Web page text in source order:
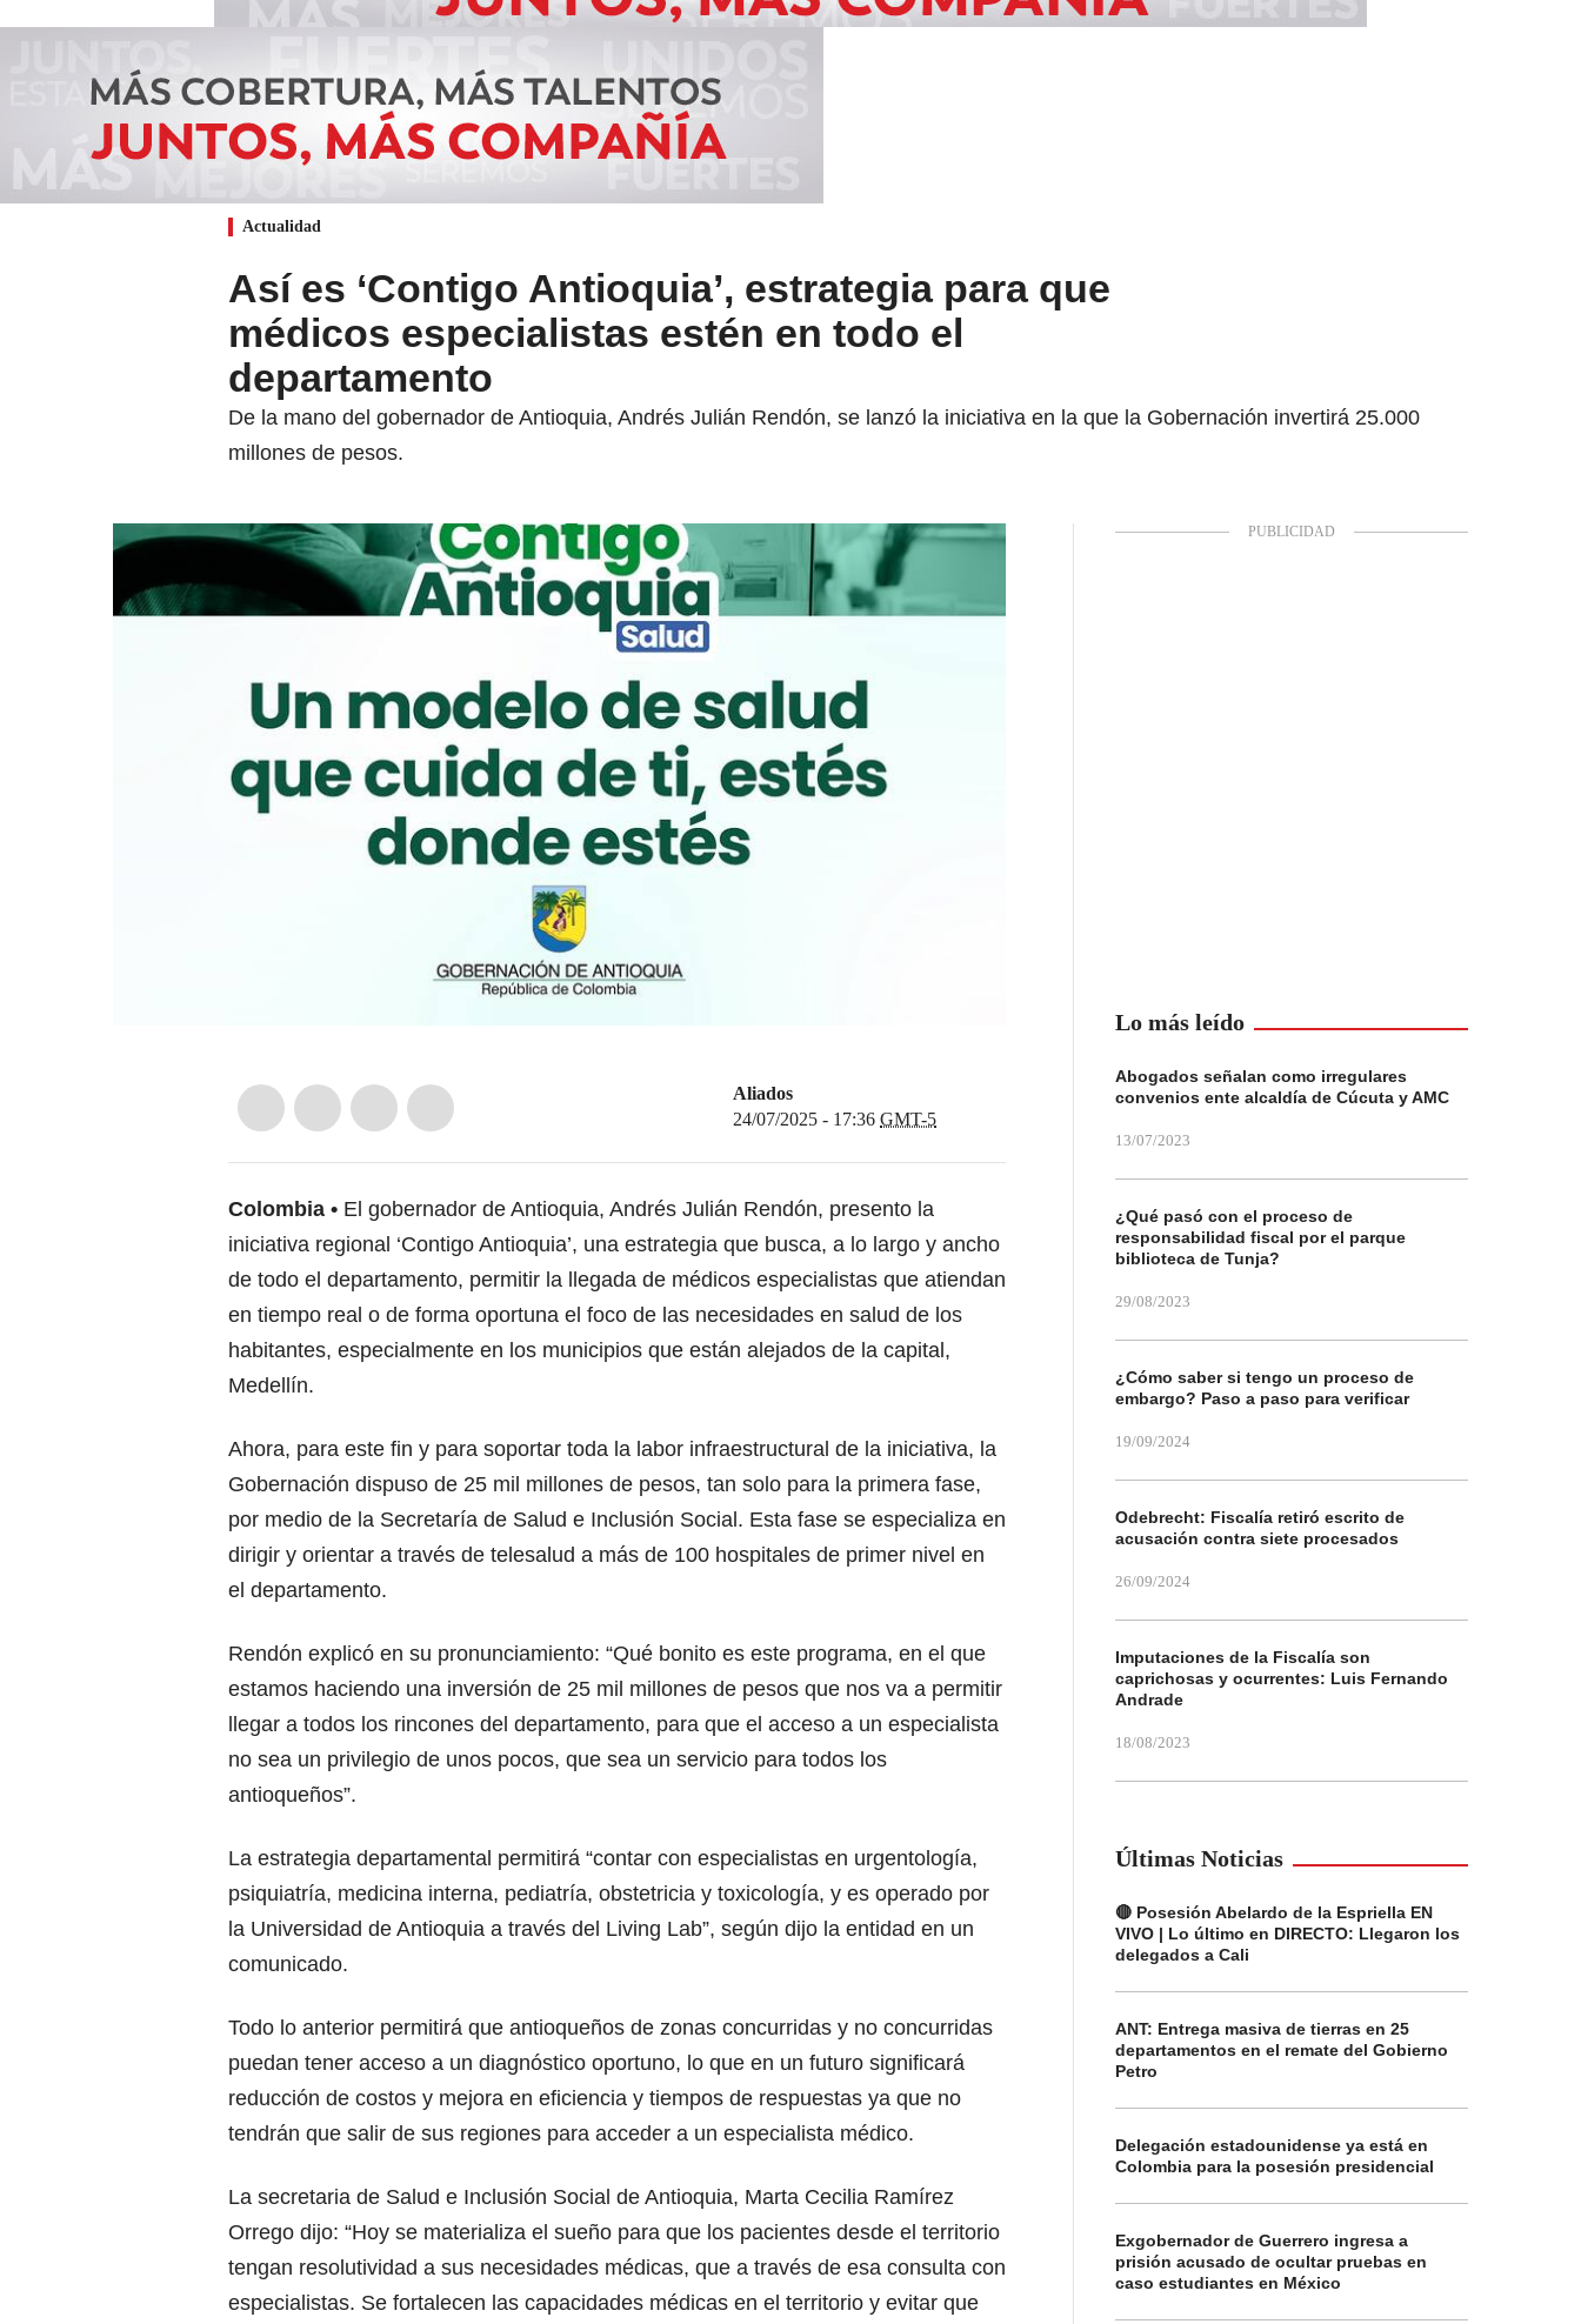
Actualidad
Así es ‘Contigo Antioquia’, estrategia para que
médicos especialistas estén en todo el
departamento
De la mano del gobernador de Antioquia, Andrés Julián Rendón, se lanzó la iniciativa en la que la Gobernación invertirá 25.000
millones de pesos.
Aliados
24/07/2025 - 17:36 GMT-5
Colombia
El gobernador de Antioquia, Andrés Julián Rendón, presento la
iniciativa regional ‘Contigo Antioquia’, una estrategia que busca, a lo largo y ancho
de todo el departamento, permitir la llegada de médicos especialistas que atiendan
en tiempo real o de forma oportuna el foco de las necesidades en salud de los
habitantes, especialmente en los municipios que están alejados de la capital,
Medellín.
Ahora, para este fin y para soportar toda la labor infraestructural de la iniciativa, la
Gobernación dispuso de 25 mil millones de pesos, tan solo para la primera fase,
por medio de la Secretaría de Salud e Inclusión Social. Esta fase se especializa en
dirigir y orientar a través de telesalud a más de 100 hospitales de primer nivel en
el departamento.
Rendón explicó en su pronunciamiento: “Qué bonito es este programa, en el que
estamos haciendo una inversión de 25 mil millones de pesos que nos va a permitir
llegar a todos los rincones del departamento, para que el acceso a un especialista
no sea un privilegio de unos pocos, que sea un servicio para todos los
antioqueños”.
La estrategia departamental permitirá “contar con especialistas en urgentología,
psiquiatría, medicina interna, pediatría, obstetricia y toxicología, y es operado por
la Universidad de Antioquia a través del Living Lab”, según dijo la entidad en un
comunicado.
Todo lo anterior permitirá que antioqueños de zonas concurridas y no concurridas
puedan tener acceso a un diagnóstico oportuno, lo que en un futuro significará
reducción de costos y mejora en eficiencia y tiempos de respuestas ya que no
tendrán que salir de sus regiones para acceder a un especialista médico.
La secretaria de Salud e Inclusión Social de Antioquia, Marta Cecilia Ramírez
Orrego dijo: “Hoy se materializa el sueño para que los pacientes desde el territorio
tengan resolutividad a sus necesidades médicas, que a través de esa consulta con
especialistas. Se fortalecen las capacidades médicas en el territorio y evitar que
Lo más leído
Abogados señalan como irregulares
convenios ente alcaldía de Cúcuta y AMC
13/07/2023
¿Qué pasó con el proceso de
responsabilidad fiscal por el parque
biblioteca de Tunja?
29/08/2023
¿Cómo saber si tengo un proceso de
embargo? Paso a paso para verificar
19/09/2024
Odebrecht: Fiscalía retiró escrito de
acusación contra siete procesados
26/09/2024
Imputaciones de la Fiscalía son
caprichosas y ocurrentes: Luis Fernando
Andrade
18/08/2023
Últimas Noticias
🔴 Posesión Abelardo de la Espriella EN
VIVO | Lo último en DIRECTO: Llegaron los
delegados a Cali
ANT: Entrega masiva de tierras en 25
departamentos en el remate del Gobierno
Petro
Delegación estadounidense ya está en
Colombia para la posesión presidencial
Exgobernador de Guerrero ingresa a
prisión acusado de ocultar pruebas en
caso estudiantes en México